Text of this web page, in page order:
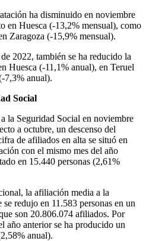
ha disminuido en noviembre
en Huesca (-13,2% mensual), como
Zaragoza (-15,9% mensual).
2022, también se ha reducido la
Huesca (-11,1% anual), en Teruel
7,3% anual).
Social
la Seguridad Social en noviembre
a octubre, un descenso del
de afiliados en alta se situó en
con el mismo mes del año
en 15.440 personas (2,61%
la afiliación media a la
redujo en 11.583 personas en un
son 20.806.074 afiliados. Por
año anterior se ha producido un
anual).